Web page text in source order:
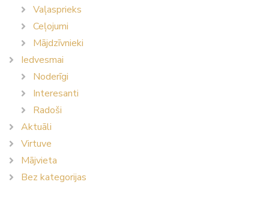
Vaļasprieks
Ceļojumi
Mājdzīvnieki
Iedvesmai
Noderīgi
Interesanti
Radoši
Aktuāli
Virtuve
Mājvieta
Bez kategorijas